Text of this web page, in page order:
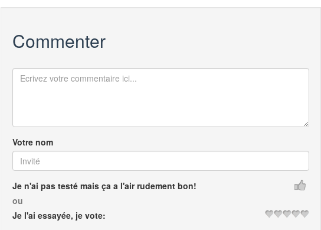
Commenter
Votre nom
Je n'ai pas testé mais ça a l'air rudement bon!
ou
Je l'ai essayée, je vote: